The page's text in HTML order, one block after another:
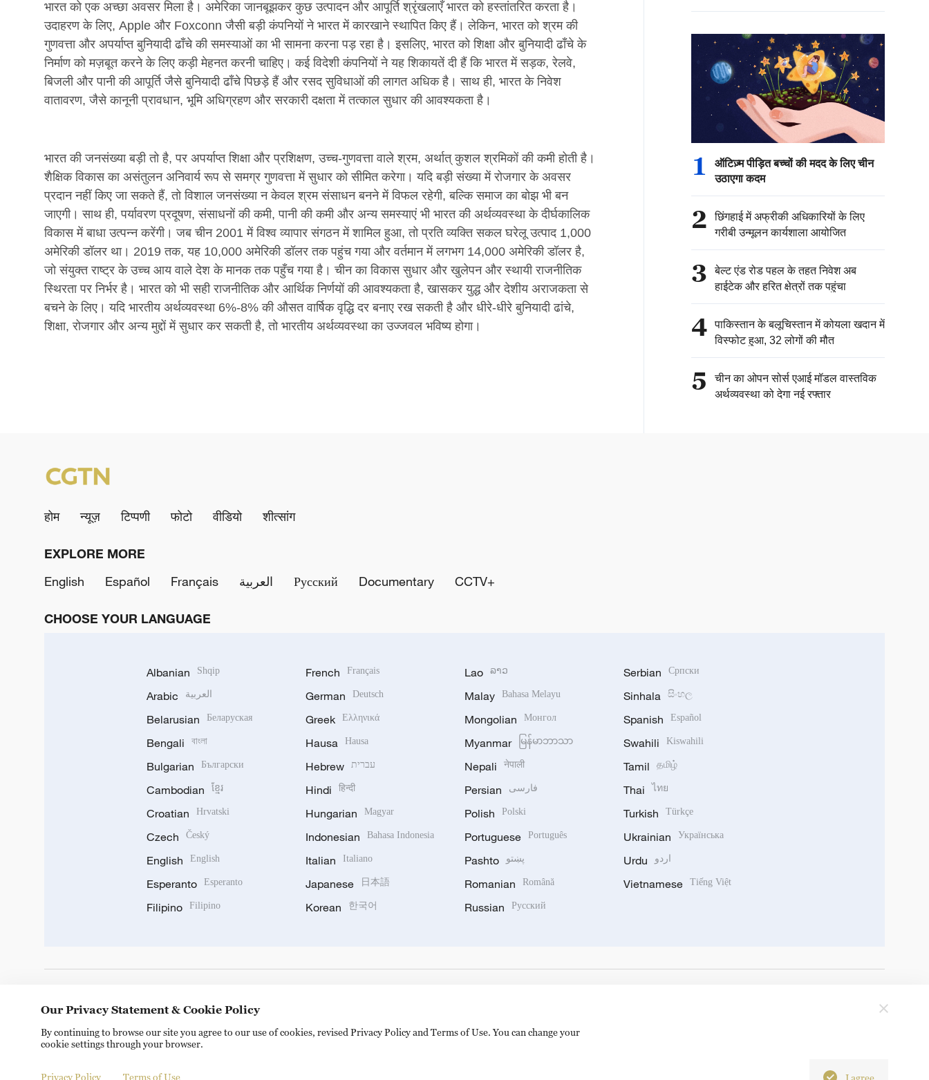
भारत को एक अच्छा अवसर मिला है। अमेरिका जानबूझकर कुछ उत्पादन और आपूर्ति श्रृंखलाएँ भारत को हस्तांतरित करता है।
उदाहरण के लिए, Apple और Foxconn जैसी बड़ी कंपनियों ने भारत में कारखाने स्थापित किए हैं। लेकिन, भारत को श्रम की
गुणवत्ता और अपर्याप्त बुनियादी ढाँचे की समस्याओं का भी सामना करना पड़ रहा है। इसलिए, भारत को शिक्षा और बुनियादी ढाँचे के
निर्माण को मज़बूत करने के लिए कड़ी मेहनत करनी चाहिए। कई विदेशी कंपनियों ने यह शिकायतें दी हैं कि भारत में सड़क, रेलवे,
बिजली और पानी की आपूर्ति जैसे बुनियादी ढाँचे पिछड़े हैं और रसद सुविधाओं की लागत अधिक है। साथ ही, भारत के निवेश
वातावरण, जैसे कानूनी प्रावधान, भूमि अधिग्रहण और सरकारी दक्षता में तत्काल सुधार की आवश्यकता है।
भारत की जनसंख्या बड़ी तो है, पर अपर्याप्त शिक्षा और प्रशिक्षण, उच्च-गुणवत्ता वाले श्रम, अर्थात् कुशल श्रमिकों की कमी होती है।
शैक्षिक विकास का असंतुलन अनिवार्य रूप से समग्र गुणवत्ता में सुधार को सीमित करेगा। यदि बड़ी संख्या में रोजगार के अवसर
प्रदान नहीं किए जा सकते हैं, तो विशाल जनसंख्या न केवल श्रम संसाधन बनने में विफल रहेगी, बल्कि समाज का बोझ भी बन
जाएगी। साथ ही, पर्यावरण प्रदूषण, संसाधनों की कमी, पानी की कमी और अन्य समस्याएं भी भारत की अर्थव्यवस्था के दीर्घकालिक
विकास में बाधा उत्पन्न करेंगी। जब चीन 2001 में विश्व व्यापार संगठन में शामिल हुआ, तो प्रति व्यक्ति सकल घरेलू उत्पाद 1,000
अमेरिकी डॉलर था। 2019 तक, यह 10,000 अमेरिकी डॉलर तक पहुंच गया और वर्तमान में लगभग 14,000 अमेरिकी डॉलर है,
जो संयुक्त राष्ट्र के उच्च आय वाले देश के मानक तक पहुँच गया है। चीन का विकास सुधार और खुलेपन और स्थायी राजनीतिक
स्थिरता पर निर्भर है। भारत को भी सही राजनीतिक और आर्थिक निर्णयों की आवश्यकता है, खासकर युद्ध और देशीय अराजकता से
बचने के लिए। यदि भारतीय अर्थव्यवस्था 6%-8% की औसत वार्षिक वृद्धि दर बनाए रख सकती है और धीरे-धीरे बुनियादी ढांचे,
शिक्षा, रोजगार और अन्य मुद्दों में सुधार कर सकती है, तो भारतीय अर्थव्यवस्था का उज्जवल भविष्य होगा।
1
ऑटिज़्म पीड़ित बच्चों की मदद के लिए चीन
उठाएगा कदम
2
छिंगहाई में अफ्रीकी अधिकारियों के लिए
गरीबी उन्मूलन कार्यशाला आयोजित
3
बेल्ट एंड रोड पहल के तहत निवेश अब
हाईटेक और हरित क्षेत्रों तक पहुंचा
4
पाकिस्तान के बलूचिस्तान में कोयला खदान में
विस्फोट हुआ, 32 लोगों की मौत
5
चीन का ओपन सोर्स एआई मॉडल वास्तविक
अर्थव्यवस्था को देगा नई रफ्तार
होम न्यूज़ टिप्पणी फोटो वीडियो शीत्सांग
EXPLORE MORE
English
Español Français العربية Русский Documentary CCTV+
CHOOSE YOUR LANGUAGE
Albanian Shqip
Arabic العربية
Belarusian Беларуская
Bengali বাংলা
Bulgarian Български
Cambodian ខ្មែរ
Croatian Hrvatski
Czech Český
English English
Esperanto Esperanto
Filipino Filipino
French Français
German Deutsch
Greek Ελληνικά
Hausa Hausa
Hebrew עברית
Hindi हिन्दी
Hungarian Magyar
Indonesian Bahasa Indonesia
Italian Italiano
Japanese 日本語
Korean 한국어
Lao ລາວ
Malay Bahasa Melayu
Mongolian Монгол
Myanmar မြန်မာဘာသာ
Nepali नेपाली
Persian فارسی
Polish Polski
Portuguese Português
Pashto پښتو
Romanian Română
Russian Русский
Serbian Српски
Sinhala සිංහල
Spanish Español
Swahili Kiswahili
Tamil தமிழ்
Thai ไทย
Turkish Türkçe
Ukrainian Українська
Urdu اردو
Vietnamese Tiếng Việt
Our Privacy Statement & Cookie Policy
By continuing to browse our site you agree to our use of cookies, revised Privacy Policy and Terms of Use. You can change your
cookie settings through your browser.
Privacy Policy Terms of Use I agree